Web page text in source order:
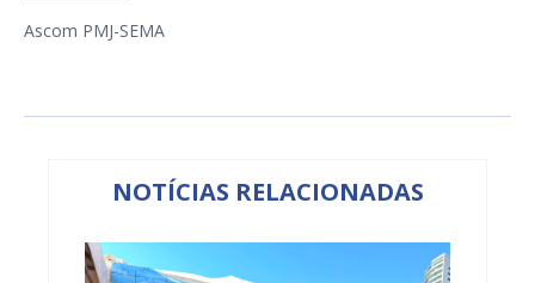
Ascom PMJ-SEMA
NOTÍCIAS RELACIONADAS